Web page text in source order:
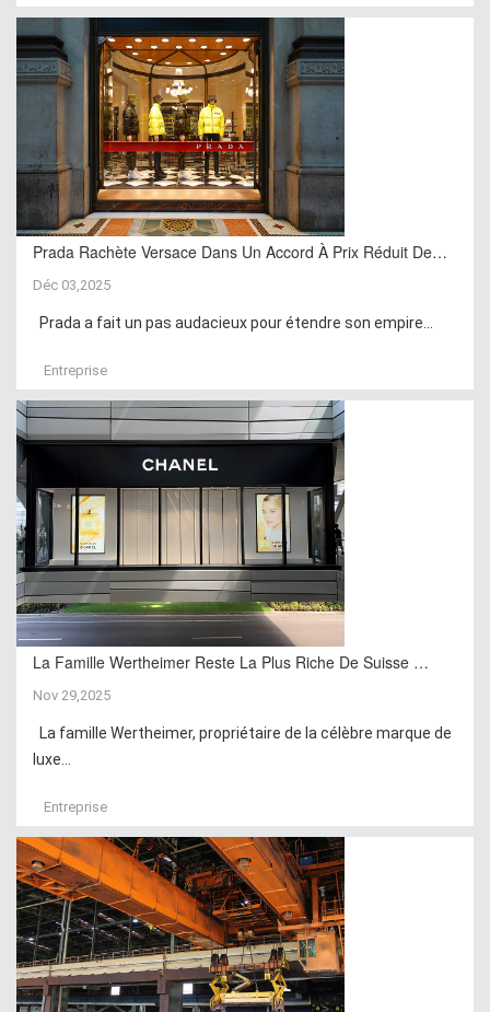
Prada Rachète Versace Dans Un Accord À Prix Réduit De…
Déc 03,2025
Prada a fait un pas audacieux pour étendre son empire...
Entreprise
La Famille Wertheimer Reste La Plus Riche De Suisse …
Nov 29,2025
La famille Wertheimer, propriétaire de la célèbre marque de
luxe...
Entreprise